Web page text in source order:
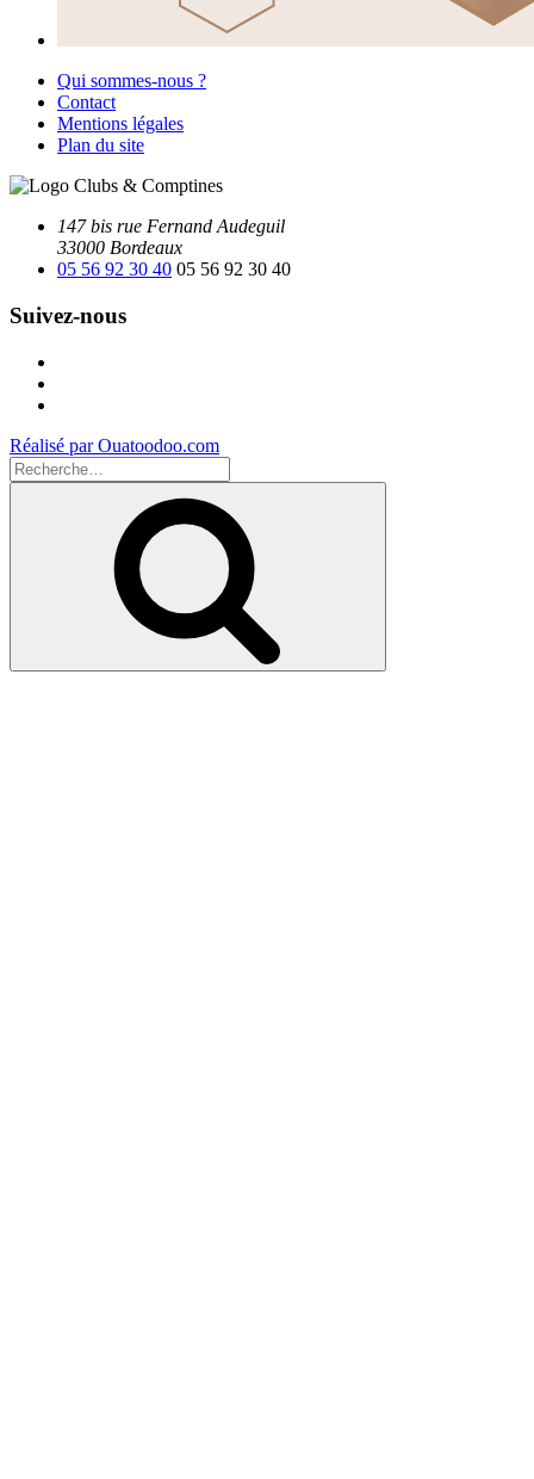
Qui sommes-nous ?
Contact
Mentions légales
Plan du site
147 bis rue Fernand Audeguil
33000 Bordeaux
05 56 92 30 40 05 56 92 30 40
Suivez-nous
Réalisé par Ouatoodoo.com
Recherche
pour